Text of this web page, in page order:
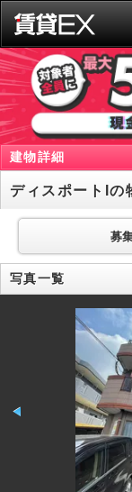
建物詳細
ディスポートIの
募
写真一覧